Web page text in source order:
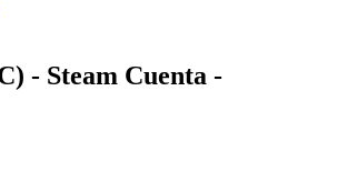
- Steam Cuenta -